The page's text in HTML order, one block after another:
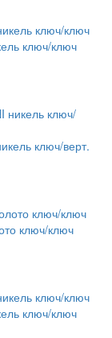
ключ/ключ
ключ/верт.
ключ/ключ
ключ/ключ